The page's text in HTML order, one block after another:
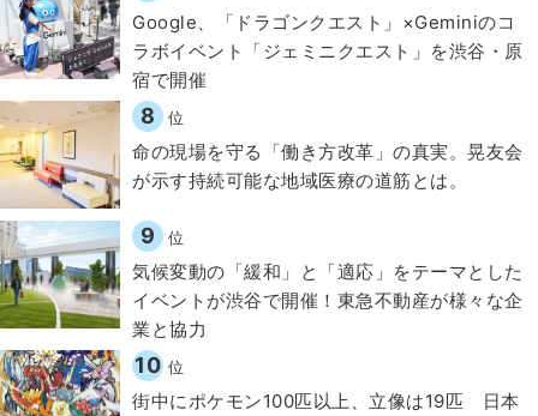
Google、「ドラゴンクエスト」×Geminiのコ
ラボイベント「ジェミニクエスト」を渋谷・原
宿で開催
8 位
​命の現場を守る「働き方改革」の真実。晃友会
が示す持続可能な地域医療の道筋とは。
9 位
気候変動の「緩和」と「適応」をテーマとした
イベントが渋谷で開催！東急不動産が様々な企
業と協力
10 位
街中にポケモン100匹以上、立像は19匹 日本